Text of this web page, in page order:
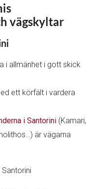
vägskyltar
i allmänhet i gott skick
ett körfält i vardera
i Santorini (Kamari,
är vägarna